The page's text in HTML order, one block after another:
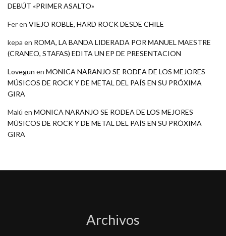
DEBÚT «PRIMER ASALTO»
Feren VIEJO ROBLE, HARD ROCK DESDE CHILE
kepa en ROMA, LA BANDA LIDERADA POR MANUEL MAESTRE
(CRANEO, STAFAS) EDITA UN EP DE PRESENTACION
Lovegun en MONICA NARANJO SE RODEA DE LOS MEJORES
MÚSICOS DE ROCK Y DE METAL DEL PAÍS EN SU PRÓXIMA
GIRA
Malú en MONICA NARANJO SE RODEA DE LOS MEJORES
MÚSICOS DE ROCK Y DE METAL DEL PAÍS EN SU PRÓXIMA
GIRA
Archivos